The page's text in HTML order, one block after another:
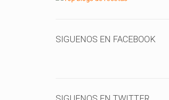
SIGUENOS EN FACEBOOK